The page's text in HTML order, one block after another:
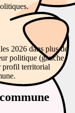
2026 dans plus de
politique (gauche,
profil territorial